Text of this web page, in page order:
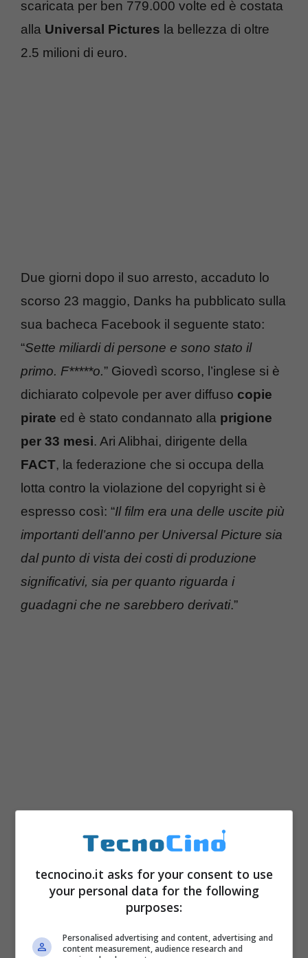
scaricata per ben 779.000 volte ed è costata
alla Universal Pictures la bellezza di oltre
2.5 milioni di euro.
Due giorni dopo il suo arresto, accaduto lo
scorso 23 maggio, Danks ha pubblicato sulla
sua bacheca Facebook il seguente stato:
“Sette miliardi di persone e sono stato il
primo. F*****o.” Giovedì scorso, l’inglese si è
dichiarato colpevole per aver diffuso copie
pirate ed è stato condannato alla prigione
per 33 mesi. Ari Alibhai, dirigente della
FACT, la federazione che si occupa della
lotta contro la violazione del copyright si è
espresso così: “Il film era una delle uscite più
importanti dell’anno per Universal Picture sia
dal punto di vista dei costi di produzione
significativi, sia per quanto riguarda i
guadagni che ne sarebbero derivati.”
La corte ha stabilito che Danks ha intascato
più di 1.000 eurodalle copie scaricate e
vendute, mentre i costi legati ad Universal
sono stati di oltre2.5 milioni di euro. A
filmato intero del film sulla piattaforma
tecnocino.it asks for your consent to use
your personal data for the following
purposes:
Personalised advertising and content, advertising and
content measurement, audience research and